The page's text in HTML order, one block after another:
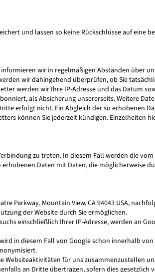
und lassen so keine Rückschlüsse auf eine
wir in regelmäßigen Abständen über
wir dahingehend überprüfen, ob Sie
werden wir Ihre IP-Adresse und das Datum
als Absicherung unsererseits. Weitere
erfolgt nicht. Ein Abgleich der so erhobenen
können Sie jederzeit kündigen. Einzelheiten
zu treten. In diesem Fall werden die
Daten mit Daten, die möglicherweise
Parkway, Mountain View, CA 94043 USA,
der Website durch Sie ermöglichen.
einschließlich Ihrer IP-Adresse, werden an
in diesem Fall von Google schon innerhalb
für uns zusammenzustellen
an Dritte übertragen, sofern dies gesetzlich